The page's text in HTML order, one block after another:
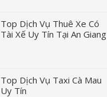
Top Dịch Vụ Thuê Xe Có
Tài Xế Uy Tín Tại An Giang
Top Dịch Vụ Taxi Cà Mau
Uy Tín